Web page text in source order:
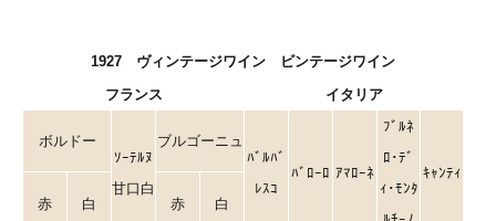
1927 ヴィンテージワイン ビンテージワイン
フランス
イタリア
ボルドー
ｿｰﾃﾙﾇ
甘口白
ブルゴーニュ
ﾊﾞﾙﾊﾞ
ﾚｽｺ
ﾊﾞﾛｰﾛ ｱﾏﾛｰﾈ
ﾌﾞﾙﾈ
ﾛ･ﾃﾞ
ｨ･ﾓﾝﾀ
ｷｬﾝﾃｨ
赤
白 赤 白